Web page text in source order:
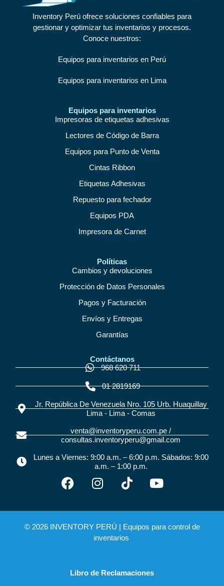
Inventory Perú ofrece soluciones confiables para
gestionar y optimizar tus inventarios y procesos.
Conoce nuestros:
Equipos para inventarios en Perú
Equipos para inventarios en Lima
Equipos para inventarios
Impresoras de etiquetas adhesivas
Lectores de Código de Barra
Equipos para Punto de Venta
Cintas Ribbon
Etiquetas Adhesivas
Repuesto para fechador
Equipos PDA
Impresora de Carnet
Políticas
Cambios y devoluciones
Protección de Datos Personales
Pagos y Facturación
Envíos y Entregas
Garantías
Contáctanos
968 620 711
01 2819169
Jr. República De Venezuela Nro. 105 Urb. Huaquillay
Lima - Lima - Comas
venta@inventoryperu.com.pe /
consultas.inventoryperu@gmail.com
Lunes a Viernes: 9:00 a.m. – 6:00 p.m. Sábados: 9:00
a.m. – 1:00 p.m.
© 2026 INVENTORY PERÚ | Equipos para control de
inventarios
Libro de Reclamaciones